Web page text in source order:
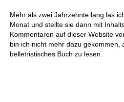
Mehr als zwei Jahrzehnte lang las
Monat und stellte sie dann mit
Kommentaren auf dieser Website
bin ich nicht mehr dazu gekommen,
belletristisches Buch zu lesen.